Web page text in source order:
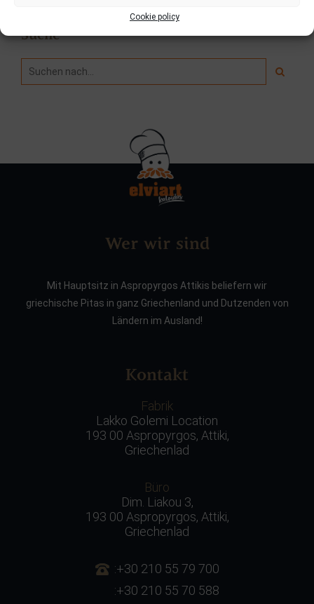
Cookie policy
Suche
Wer wir sind
Mit Hauptsitz in Aspropyrgos Attikis beliefern wir
griechische Pitas in ganz Griechenland und Dutzenden von
Ländern im Ausland!
Kontakt
Fabrik
Lakko Golemi Location
193 00 Aspropyrgos, Attiki,
Griechenlad
Büro
Dim. Liakou 3,
193 00 Aspropyrgos, Attiki,
Griechenlad
:+30 210 55 79 700
:+30 210 55 70 588